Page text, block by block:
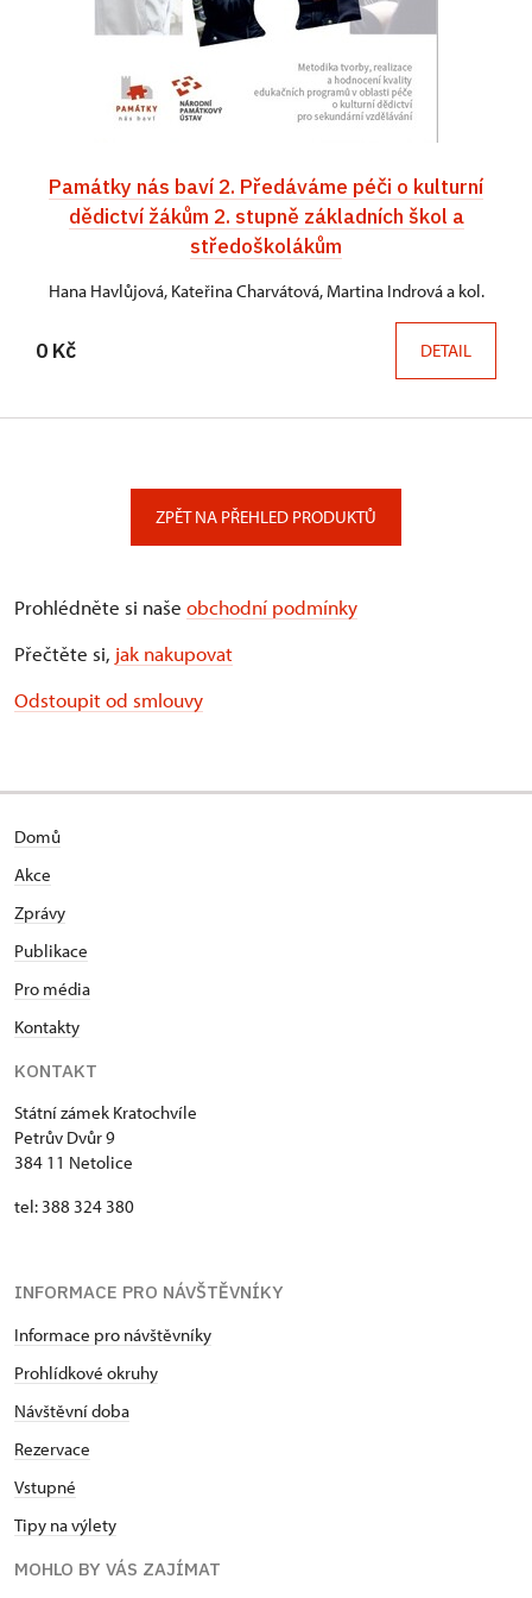
Památky nás baví 2. Předáváme péči o kulturní
dědictví žákům 2. stupně základních škol a
středoškolákům
Hana Havlůjová, Kateřina Charvátová, Martina Indrová a kol.
0 Kč DETAIL
ZPĚT NA PŘEHLED PRODUKTŮ
Prohlédněte si naše obchodní podmínky
Přečtěte si, jak nakupovat
Odstoupit od smlouvy
Domů
Akce
Zprávy
Publikace
Pro média
Kontakty
KONTAKT
Státní zámek Kratochvíle
Petrův Dvůr 9
384 11 Netolice
tel: 388 324 380
INFORMACE PRO NÁVŠTĚVNÍKY
Informace pro návštěvníky
Prohlídkové okruhy
Návštěvní doba
Rezervace
Vstupné
Tipy na výlety
MOHLO BY VÁS ZAJÍMAT